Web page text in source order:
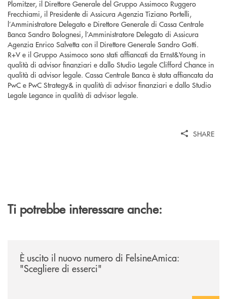
Plomitzer, il Direttore Generale del Gruppo Assimoco Ruggero
Frecchiami, il Presidente di Assicura Agenzia Tiziano Portelli,
l’Amministratore Delegato e Direttore Generale di Cassa Centrale
Banca Sandro Bolognesi, l’Amministratore Delegato di Assicura
Agenzia Enrico Salvetta con il Direttore Generale Sandro Gotti.
R+V e il Gruppo Assimoco sono stati affiancati da Ernst&Young in
qualità di advisor finanziari e dallo Studio Legale Clifford Chance in
qualità di advisor legale. Cassa Centrale Banca è stata affiancata da
PwC e PwC Strategy& in qualità di advisor finanziari e dallo Studio
Legale Legance in qualità di advisor legale.
SHARE
Ti potrebbe interessare anche:
È uscito il nuovo numero di FelsineAmica:
"Scegliere di esserci"